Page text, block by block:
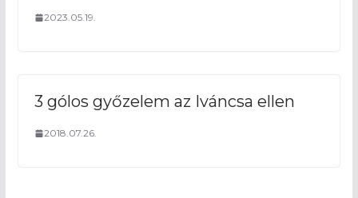
2023.05.19.
3 gólos győzelem az Iváncsa ellen
2018.07.26.